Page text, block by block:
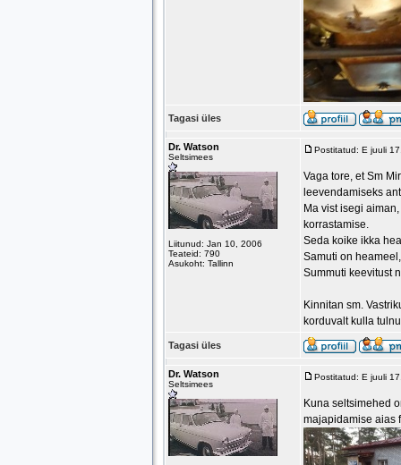
Tagasi üles
Dr. Watson
Seltsimees
Liitunud: Jan 10, 2006
Teateid: 790
Asukoht: Tallinn
Postitatud: E juuli
Vaga tore, et Sm
leevendamiseks
Ma vist isegi
korrastamise.
Seda koike ikka
Samuti on
Summuti keevitust
Kinnitan sm.
korduvalt kulla
Tagasi üles
Dr. Watson
Seltsimees
Postitatud: E juuli
Kuna seltsimehed
majapidamise aias